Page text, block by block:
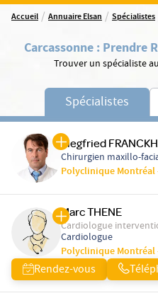
Accueil / Annuaire Elsan / Spécialistes
Carcassonne: Prendre
Trouver un spécialiste
Spécialistes
Siegfried
Chirurgien maxillo-
Polyclinique Montréal
Marc THENE
Cardiologue
Cardiologue
Polyclinique Montréal
Rendez-vous